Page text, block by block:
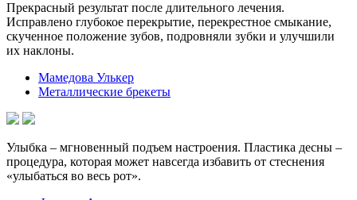
Прекрасный результат после длительного лечения.
Исправлено глубокое перекрытие, перекрестное смыкание,
скученное положение зубов, подровняли зубки и улучшили
их наклоны.
Мамедова Улькер
Металлические брекеты
Улыбка – мгновенный подъем настроения. Пластика десны –
процедура, которая может навсегда избавить от стеснения
«улыбаться во весь рот».